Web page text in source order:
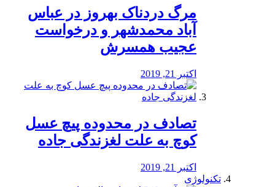
مرگ دردناک بهروز در عباس
آباد محمدشهر و درخواست
عجیب همسرش
اکتبر 21, 2019
تصادف در محدوده پیچ عسل
کوچ به علت لغزندگی جاده
اکتبر 21, 2019
تکنولوژی